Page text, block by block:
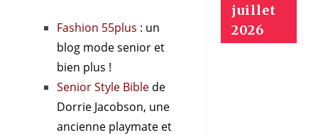
Fashion 55plus : un
blog mode senior et
bien plus !
Senior Style Bible de
Dorrie Jacobson, une
ancienne playmate et
juillet
2026